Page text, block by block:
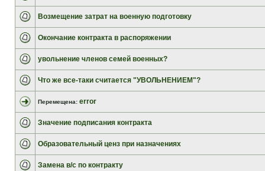
Возмещение затрат на военную подготовку
Окончание контракта в распоряжении
увольнение членов семей военных?
Что же все-таки считается "УВОЛЬНЕНИЕМ"?
Перемещена: error
Значение подписания контракта
Образовательный ценз при назначениях
Замена в/с по контракту